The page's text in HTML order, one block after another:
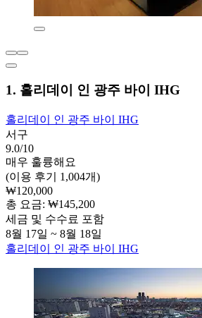
1. 홀리데이 인 광주 바이 IHG
홀리데이 인 광주 바이 IHG
서구
9.0/10
매우 훌륭해요
(이용 후기 1,004개)
₩120,000
총 요금: ₩145,200
세금 및 수수료 포함
8월 17일 ~ 8월 18일
홀리데이 인 광주 바이 IHG